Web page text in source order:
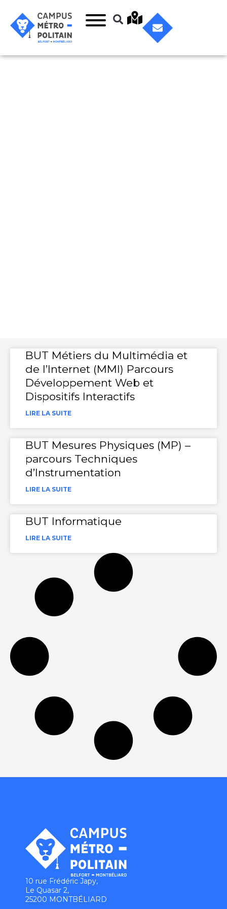
BUT Métiers du Multimédia et
de l’Internet (MMI) Parcours
Développement Web et
Dispositifs Interactifs
LIRE LA SUITE
BUT Mesures Physiques (MP) –
parcours Techniques
d’Instrumentation
LIRE LA SUITE
BUT Informatique
LIRE LA SUITE
10 rue Frédéric Japy,
Le Quasar 2,
25200 MONTBÉLIARD